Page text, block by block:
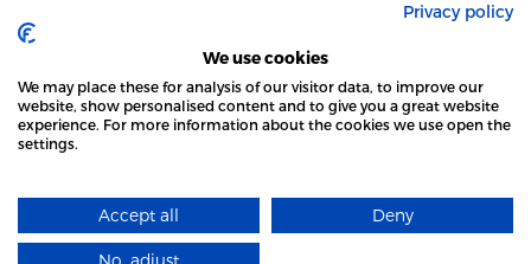
Brønnøysundregistrene. Financial & Insurance Services and Markets Authority,
and subject to limited regulation by the Financial Conduct Authority. Head
Office Adresse: Karenslyst Alle 4, 0278 Oslo – Skøyen. Post Adresse: Postboks
358, 0213 Oslo, Norway. Email Contact: post@localmarket.no. Office Contact: +
47 23 89 88 63 © Copyright 2016-2026 The LOCALMARKET GROUP ™.
DODATKOWO OD ZESPOŁU LOCALMARKET |
Designed and Developed by
STRONA LOCAL MARKET WYKORZYSTUJE PLIKI
DOWIEDZ SIĘ WIĘCEJ
Privacy policy
We use cookies
We may place these for analysis of our visitor data, to improve our
website, show personalised content and to give you a great website
experience. For more information about the cookies we use open the
settings.
Accept all Deny
No, adjust